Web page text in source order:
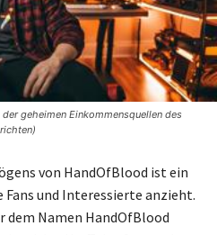
geheimen Einkommensquellen des
von HandOfBlood ist ein
Fans und Interessierte anzieht.
dem Namen HandOfBlood